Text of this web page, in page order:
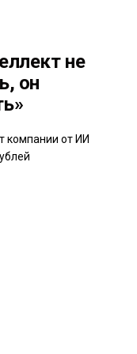
не
он
компании от ИИ